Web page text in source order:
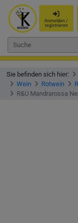
Anmelden /
registrieren
Sie befinden sich hier:
Wein
Rotwein
R&U Mandrarossa